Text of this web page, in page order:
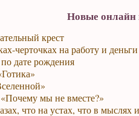
Новые онлайн
крест
черточках на работу и деньги
дате рождения
мы не вместе?»
что на устах, что в мыслях